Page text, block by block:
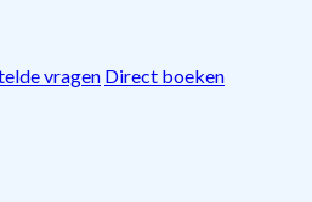
vragen Direct boeken